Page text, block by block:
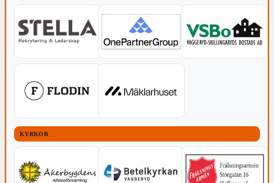
KYRKOR